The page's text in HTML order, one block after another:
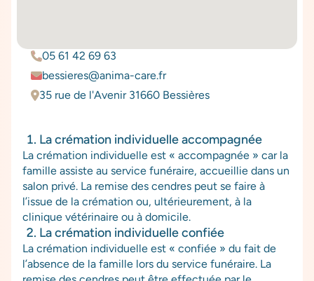
05 61 42 69 63
bessieres@anima-care.fr
35 rue de l'Avenir 31660 Bessières
La crémation individuelle accompagnée
La crémation individuelle est « accompagnée » car la
famille assiste au service funéraire, accueillie dans un
salon privé. La remise des cendres peut se faire à
l’issue de la crémation ou, ultérieurement, à la
clinique vétérinaire ou à domicile.
La crémation individuelle confiée
La crémation individuelle est « confiée » du fait de
l’absence de la famille lors du service funéraire. La